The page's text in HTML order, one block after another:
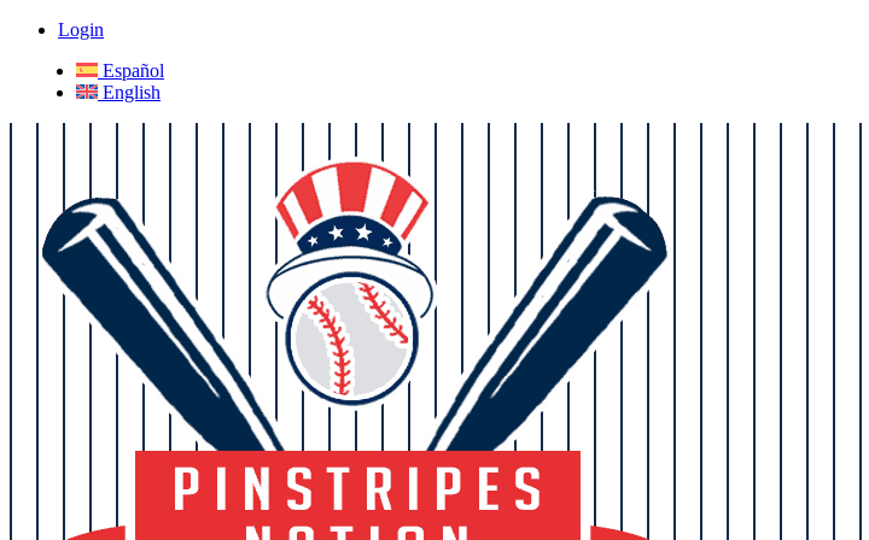
Login
Español
English